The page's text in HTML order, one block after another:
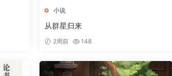
小说
从群星归来
2周前 148